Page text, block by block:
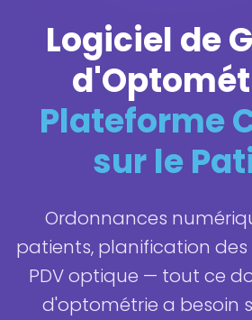
Logiciel de
Plateforme
sur le
Ordonnances
patients, planification
PDV optique — tout ce
d'optométrie a besoin